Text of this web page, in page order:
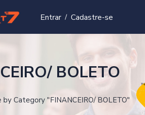
Entrar/Cadastre-se
BOLETO
by Category "FINANCEIRO/ BOLETO"